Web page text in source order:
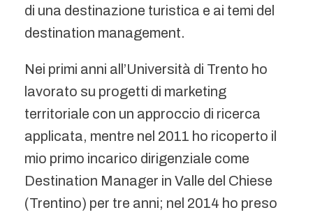
di una destinazione turistica e ai temi del
destination management.
Nei primi anni all’Università di Trento ho
lavorato su progetti di marketing
territoriale con un approccio di ricerca
applicata, mentre nel 2011 ho ricoperto il
mio primo incarico dirigenziale come
Destination Manager in Valle del Chiese
(Trentino) per tre anni; nel 2014 ho preso